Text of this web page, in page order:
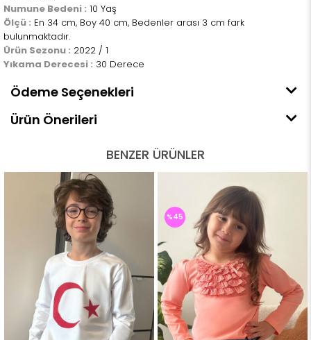
Numune Bedeni : 10 Yaş
Ölçü : En 34 cm, Boy 40 cm, Bedenler arası 3 cm fark
bulunmaktadır.
Ürün Sezonu : 2022 / 1
Yıkama Derecesi : 30 Derece
Ödeme Seçenekleri
Ürün Önerileri
BENZER ÜRÜNLER
%45